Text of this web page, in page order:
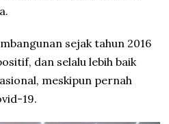
sejak tahun 2016
dan selalu lebih baik
meskipun pernah
19.